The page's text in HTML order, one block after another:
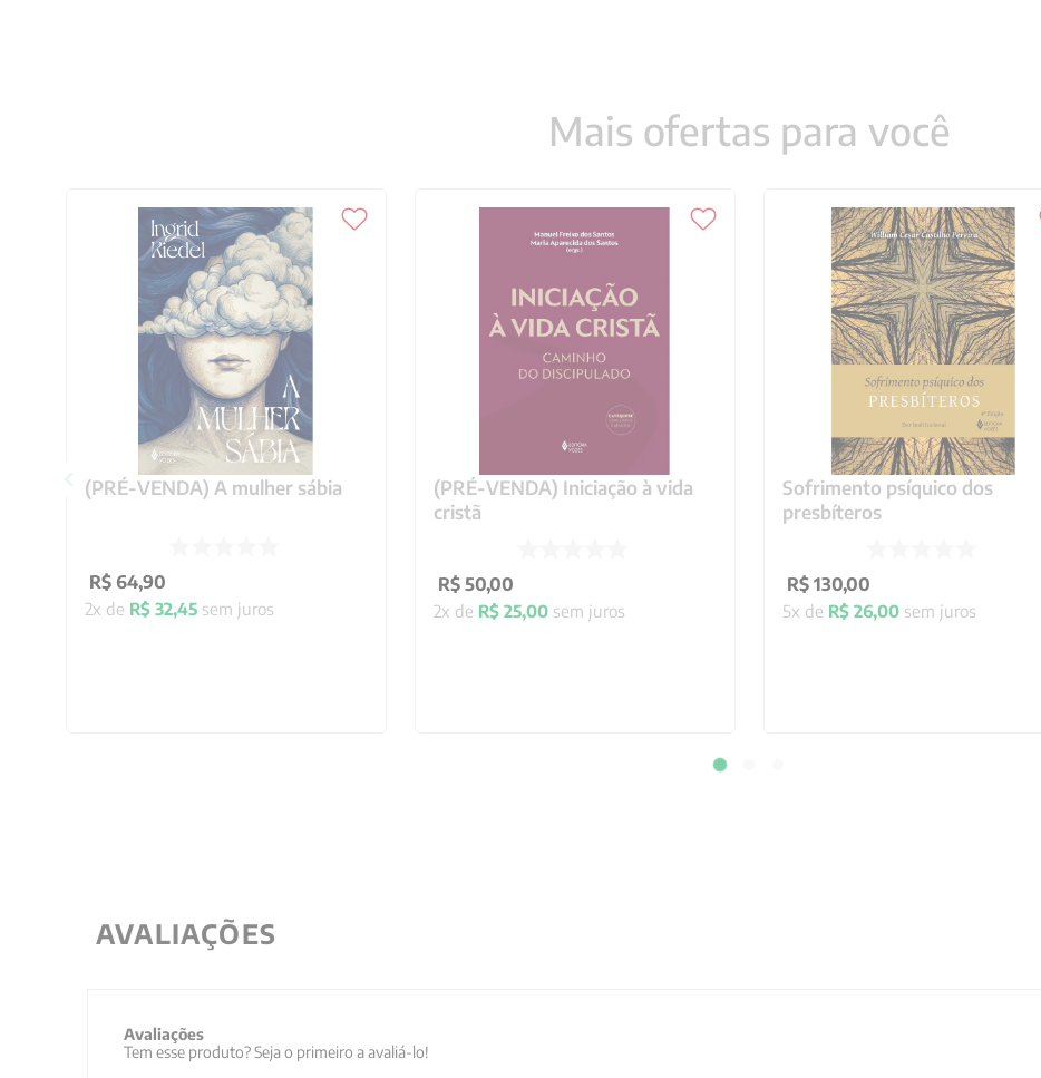
Mais ofertas para você
(PRÉ-VENDA) A mulher sábia
R$ 64,90
2x de R$ 32,45sem juros
(PRÉ-VENDA) Iniciação à vida
cristã
R$ 50,00
2x de R$ 25,00sem juros
Sofrimento psíquico dos
presbíteros
R$ 130,00
5x de R$ 26,00sem juros
AVALIAÇÕES
Avaliações
Tem esse produto? Seja o primeiro a avaliá-lo!